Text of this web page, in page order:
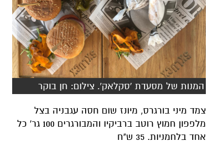
המנות של מסעדת 'סקלאק'. צילום: חן בוקר
צמד מיני בורגרס, מיונז שום חסה עגבניה בצל
מלפפון חמוץ רוטב ברביקיו והמבורגרים 100 גר' כל
אחד בלחמניות. 35 ש"ח